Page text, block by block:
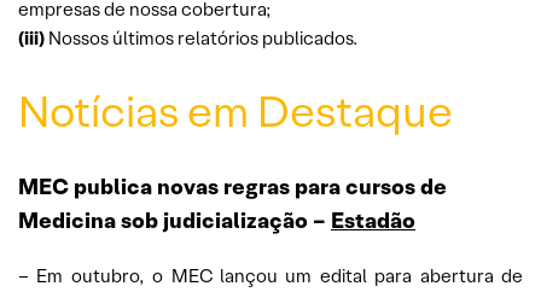
empresas de nossa cobertura;
(iii) Nossos últimos relatórios publicados.
Notícias em Destaque
MEC publica novas regras para cursos de
Medicina sob judicialização – Estadão
– Em outubro, o MEC lançou um edital para abertura de